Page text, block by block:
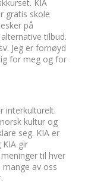
KIA
gratis skole
på
tilbud.
Jeg er fornøyd
for meg og for
interkulturelt.
kultur og
seg. KIA er
gir
til hver
av oss